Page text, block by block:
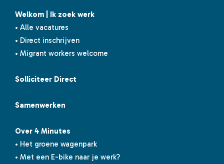
Welkom | Ik zoek werk
• Alle vacatures
• Direct inschrijven
• Migrant workers welcome
Solliciteer Direct
Samenwerken
Over 4 Minutes
• Het groene wagenpark
• Met een E-bike naar je werk?